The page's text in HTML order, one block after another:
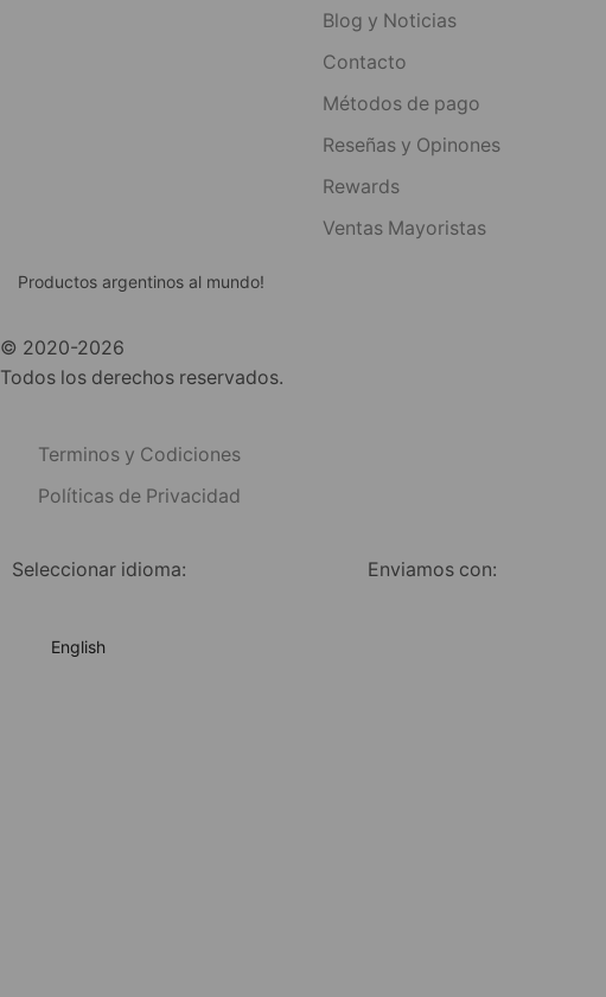
Productos argentinos al mundo!
© 2020-2026
Todos los derechos reservados.
Terminos y Codiciones
Políticas de Privacidad
Blog y Noticias
Contacto
Métodos de pago
Reseñas y Opinones
Rewards
Ventas Mayoristas
Seleccionar idioma:
English
Enviamos con: